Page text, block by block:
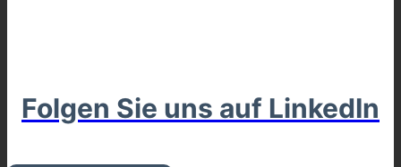
Folgen Sie uns auf LinkedIn